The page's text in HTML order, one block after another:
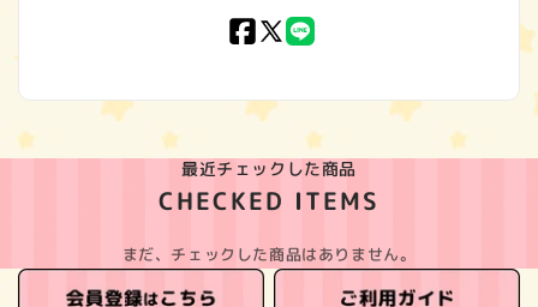
Facebook
X
最近チェックした商品
CHECKED ITEMS
まだ、チェックした商品はありません。